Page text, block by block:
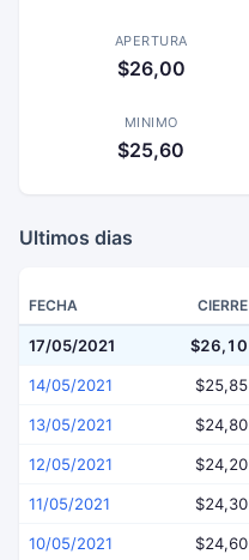
APERTURA
$26,00
MINIMO
$25,60
Ultimos dias
FECHA CIERRE
17/05/2021 $26,10
14/05/2021 $25,85
13/05/2021 $24,80
12/05/2021 $24,20
11/05/2021 $24,30
10/05/2021 $24,60